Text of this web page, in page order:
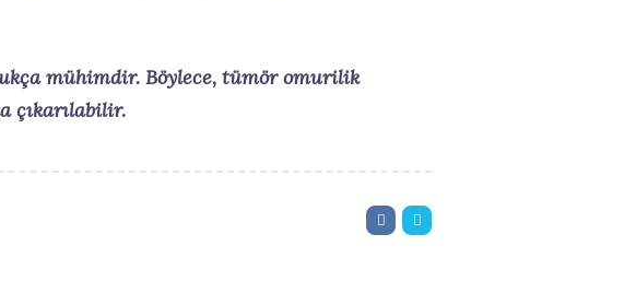
mühimdir. Böylece, tümör omurilik
çıkarılabilir.